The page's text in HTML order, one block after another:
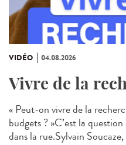
VIDÉO 04.08.2026
Vivre de la
« Peut-on vivre de la
budgets ? »C’est la
dans la rue.Sylvain